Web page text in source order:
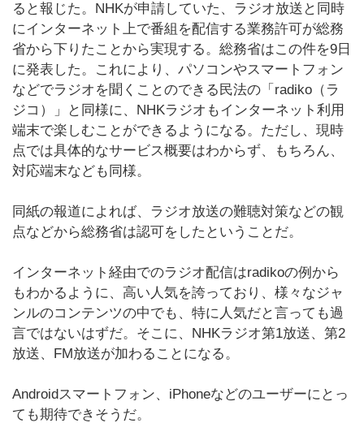
ると報じた。NHKが申請していた、ラジオ放送と同時
にインターネット上で番組を配信する業務許可が総務
省から下りたことから実現する。総務省はこの件を9日
に発表した。これにより、パソコンやスマートフォン
などでラジオを聞くことのできる民法の「radiko（ラ
ジコ）」と同様に、NHKラジオもインターネット利用
端末で楽しむことができるようになる。ただし、現時
点では具体的なサービス概要はわからず、もちろん、
対応端末なども同様。
同紙の報道によれば、ラジオ放送の難聴対策などの観
点などから総務省は認可をしたということだ。
インターネット経由でのラジオ配信はradikoの例から
もわかるように、高い人気を誇っており、様々なジャ
ンルのコンテンツの中でも、特に人気だと言っても過
言ではないはずだ。そこに、NHKラジオ第1放送、第2
放送、FM放送が加わることになる。
Androidスマートフォン、iPhoneなどのユーザーにとっ
ても期待できそうだ。